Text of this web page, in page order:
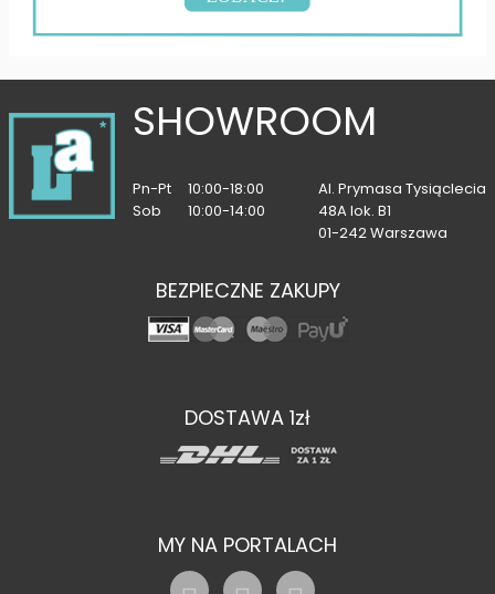
SHOWROOM
Pn-Pt
10:00-18:00
Sob
10:00-14:00
Al. Prymasa Tysiąclecia
48A lok. B1
01-242 Warszawa
BEZPIECZNE ZAKUPY
DOSTAWA 1zł
MY NA PORTALACH